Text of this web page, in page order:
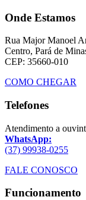
Onde Estamos
Rua Major Manoel
Centro, Pará de
CEP: 35660-010
COMO CHEGAR
Telefones
Atendimento a
WhatsApp:
(37) 99938-0255
FALE CONOSCO
Funcionamento